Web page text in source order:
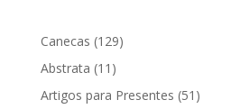
Canecas 129129
Abstrata 11 11
produtos
Artigos para Presentes 51 51